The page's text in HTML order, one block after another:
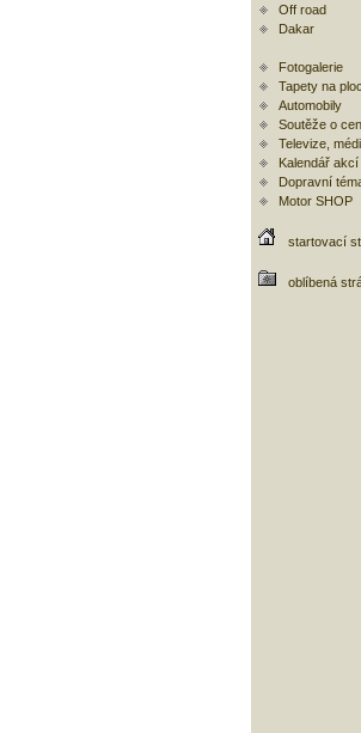
Off road
Dakar
Fotogalerie
Tapety na
Automobily
Soutěže o
Televize,
Kalendář akcí
Dopravní
Motor SHOP
startovací
oblíbená